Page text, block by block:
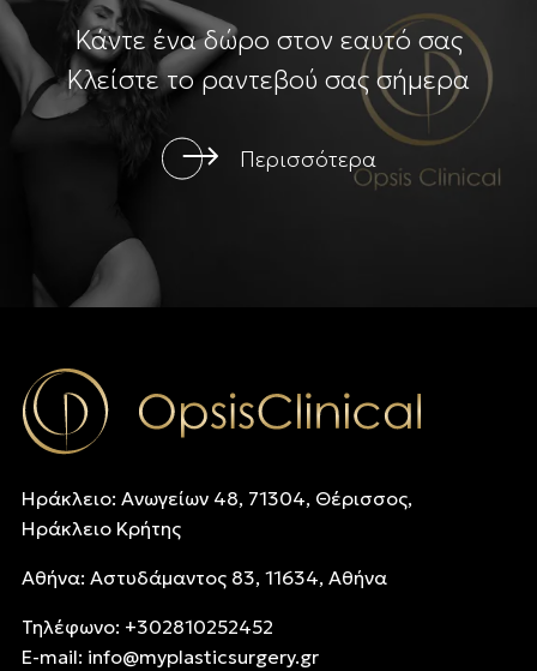
Κάντε ένα δώρο στον εαυτό σας
Κλείστε το ραντεβού σας σήμερα
Περισσότερα
Ηράκλειο: Ανωγείων 48, 71304, Θέρισσος,
Ηράκλειο Κρήτης
Αθήνα: Αστυδάμαντος 83, 11634, Αθήνα
Τηλέφωνo: +302810252452
E-mail: info@myplasticsurgery.gr